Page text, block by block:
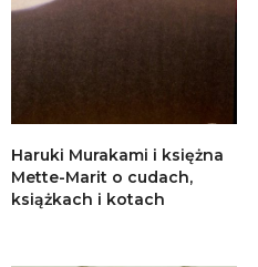
Haruki Murakami i księżna
Mette-Marit o cudach,
książkach i kotach